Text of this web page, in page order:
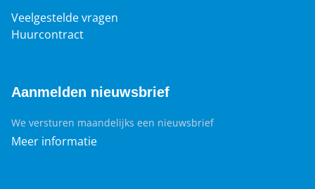
Veelgestelde vragen
Huurcontract
Aanmelden nieuwsbrief
We versturen maandelijks een nieuwsbrief
Meer informatie